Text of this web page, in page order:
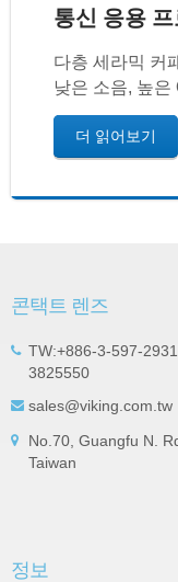
통신 응용
다층 세라믹 커
낮은 소음, 높은
더 읽어보기
콘택트 렌즈
TW:+886-3-597-
3825550
sales@viking.com.tw
No.70, Guangfu N.
Taiwan
정보